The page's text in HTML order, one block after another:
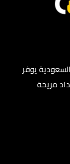
يوفر
مريحة